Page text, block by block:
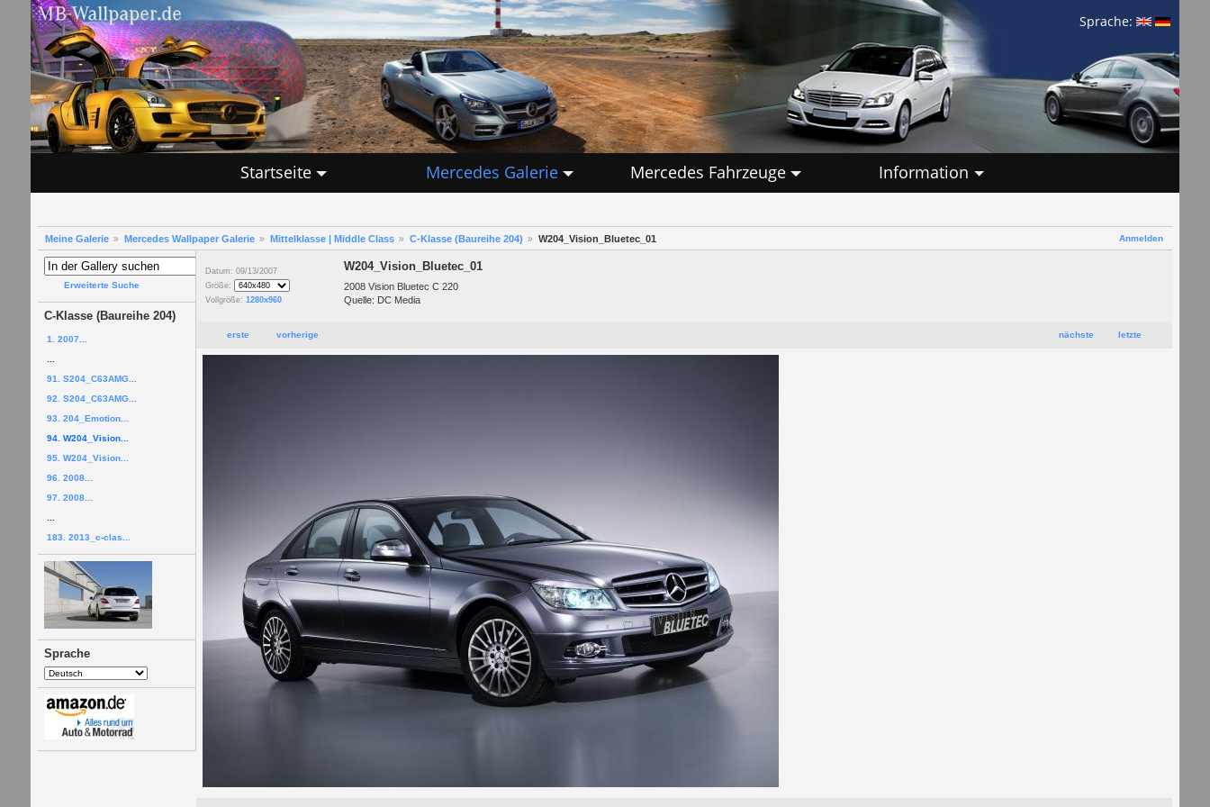
Sprache:
Startseite Mercedes Galerie Mercedes Fahrzeuge Information
Anmelden
Meine Galerie Mercedes Wallpaper Galerie Mittelklasse | Middle Class C-Klasse (Baureihe 204) W204_Vision_Bluetec_01
Erweiterte Suche
C-Klasse (Baureihe 204)
1. 2007...
91. S204_C63AMG...
92. S204_C63AMG...
93. 204_Emotion...
94. W204_Vision...
95. W204_Vision...
96. 2008...
97. 2008...
183. 2013_c-clas...
Sprache
Datum: 09/13/2007
Größe:
Vollgröße: 1280x960
W204_Vision_Bluetec_01
2008 Vision Bluetec C 220
Quelle: DC Media
nächste letzte
erste vorherige